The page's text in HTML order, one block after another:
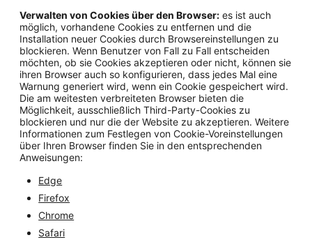
Verwalten von Cookies über den Browser: es ist auch
möglich, vorhandene Cookies zu entfernen und die
Installation neuer Cookies durch Browsereinstellungen zu
blockieren. Wenn Benutzer von Fall zu Fall entscheiden
möchten, ob sie Cookies akzeptieren oder nicht, können sie
ihren Browser auch so konfigurieren, dass jedes Mal eine
Warnung generiert wird, wenn ein Cookie gespeichert wird.
Die am weitesten verbreiteten Browser bieten die
Möglichkeit, ausschließlich Third-Party-Cookies zu
blockieren und nur die der Website zu akzeptieren. Weitere
Informationen zum Festlegen von Cookie-Voreinstellungen
über Ihren Browser finden Sie in den entsprechenden
Anweisungen:
Edge
Firefox
Chrome
Safari